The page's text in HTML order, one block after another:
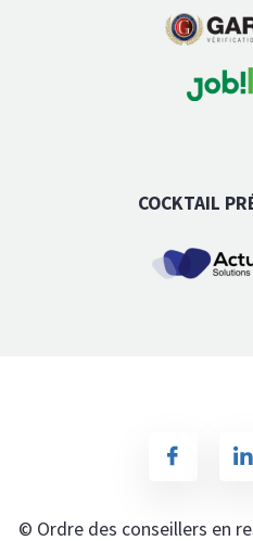
COCKTAIL
© Ordre des conseillers en